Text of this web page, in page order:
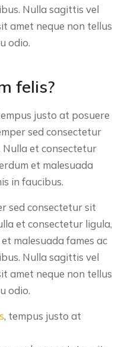
Nulla sagittis vel
amet neque non tellus
odio.
felis?
justo at posuere
sed consectetur
et consectetur
et malesuada
in faucibus.
sed consectetur sit
et consectetur ligula,
malesuada fames ac
Nulla sagittis vel
amet neque non tellus
odio.
, tempus justo at